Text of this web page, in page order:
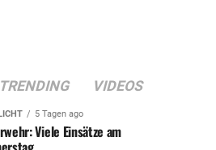
TRENDING VIDEOS
5 Tagen ago
Viele Einsätze am